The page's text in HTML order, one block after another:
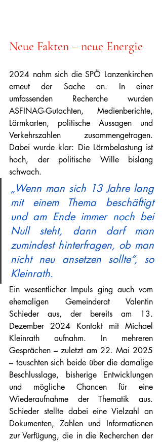
Neue Fakten – neue Energie
2024 nahm sich die SPÖ Lanzenkirchen
erneut der Sache an. In einer
umfassenden Recherche wurden
ASFINAG-Gutachten, Medienberichte,
Lärmkarten, politische Aussagen und
Verkehrszahlen zusammengetragen.
Dabei wurde klar: Die Lärmbelastung ist
hoch, der politische Wille bislang
schwach.
„Wenn man sich 13 Jahre lang
mit einem Thema beschäftigt
und am Ende immer noch bei
Null steht, dann darf man
zumindest hinterfragen, ob man
nicht neu ansetzen sollte“, so
Kleinrath.
Ein wesentlicher Impuls ging auch vom
ehemaligen Gemeinderat Valentin
Schieder aus, der bereits am 13.
Dezember 2024 Kontakt mit Michael
Kleinrath aufnahm. In mehreren
Gesprächen – zuletzt am 22. Mai 2025
– tauschten sich beide über die damalige
Beschlusslage, bisherige Entwicklungen
und mögliche Chancen für eine
Wiederaufnahme der Thematik aus.
Schieder stellte dabei eine Vielzahl an
Dokumenten, Zahlen und Informationen
zur Verfügung, die in die Recherchen der